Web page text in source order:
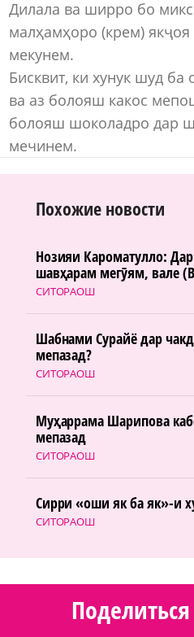
Дилала ва ширро бо
малҳамҳоро (крем) якҷоя
мекунем.
Бисквит, ки хунук шуд
ва аз болояш какос
болояш шоколадро дар
мечинем.
Похожие новости
СИТОРАОШ
Нозияи Кароматулло:
шавҳарам мегӯям, вале
СИТОРАОШ
Шабнами Сурайё дар
мепазад?
СИТОРАОШ
Муҳаррама Шарипова
мепазад
СИТОРАОШ
Сирри «оши як ба як»-и